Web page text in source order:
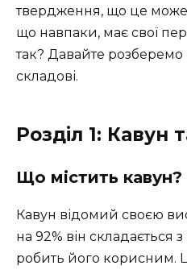
твердження, що це може
що навпаки, має свої
так? Давайте
складові.
Розділ 1: Кавун
Що містить кавун?
Кавун відомий своєю
на 92% він складається
робить його корисним.